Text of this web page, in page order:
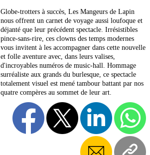
Globe-trotters à succès, Les Mangeurs de Lapin
nous offrent un carnet de voyage aussi loufoque et
déjanté que leur précédent spectacle. Irrésistibles
pince-sans-rire, ces clowns des temps modernes
vous invitent à les accompagner dans cette nouvelle
et folle aventure avec, dans leurs valises,
d'incroyables numéros de music-hall. Hommage
surréaliste aux grands du burlesque, ce spectacle
totalement visuel est mené tambour battant par nos
quatre compères au sommet de leur art.